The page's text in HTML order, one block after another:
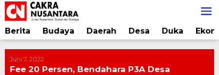
Lewati
ke
konten
Berita Budaya Daerah Desa Duka
Juni 7, 2022
Fee 20 Persen, Bendahara P3A Desa